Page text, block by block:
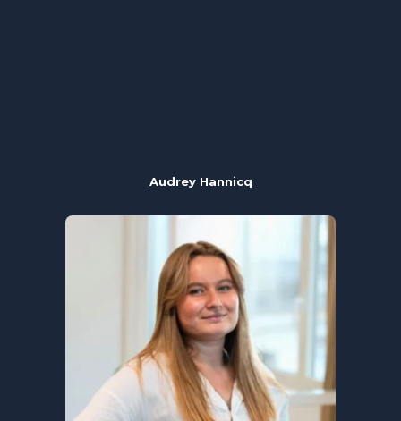
Audrey Hannicq